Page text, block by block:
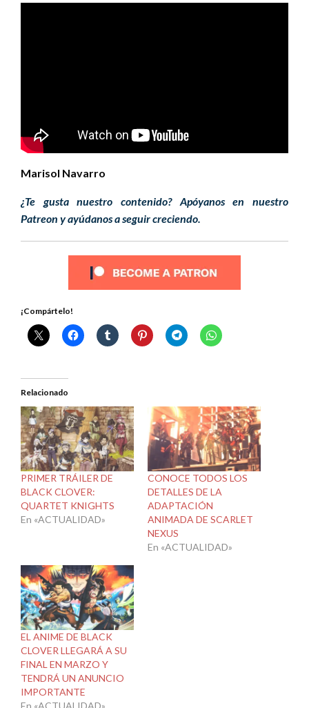
Marisol Navarro
¿Te gusta nuestro contenido? Apóyanos en nuestro
Patreon y ayúdanos a seguir creciendo.
¡Compártelo!
Relacionado
PRIMER TRÁILER DE
BLACK CLOVER:
QUARTET KNIGHTS
En «ACTUALIDAD»
CONOCE TODOS LOS
DETALLES DE LA
ADAPTACIÓN
ANIMADA DE SCARLET
NEXUS
En «ACTUALIDAD»
EL ANIME DE BLACK
CLOVER LLEGARÁ A SU
FINAL EN MARZO Y
TENDRÁ UN ANUNCIO
IMPORTANTE
En «ACTUALIDAD»